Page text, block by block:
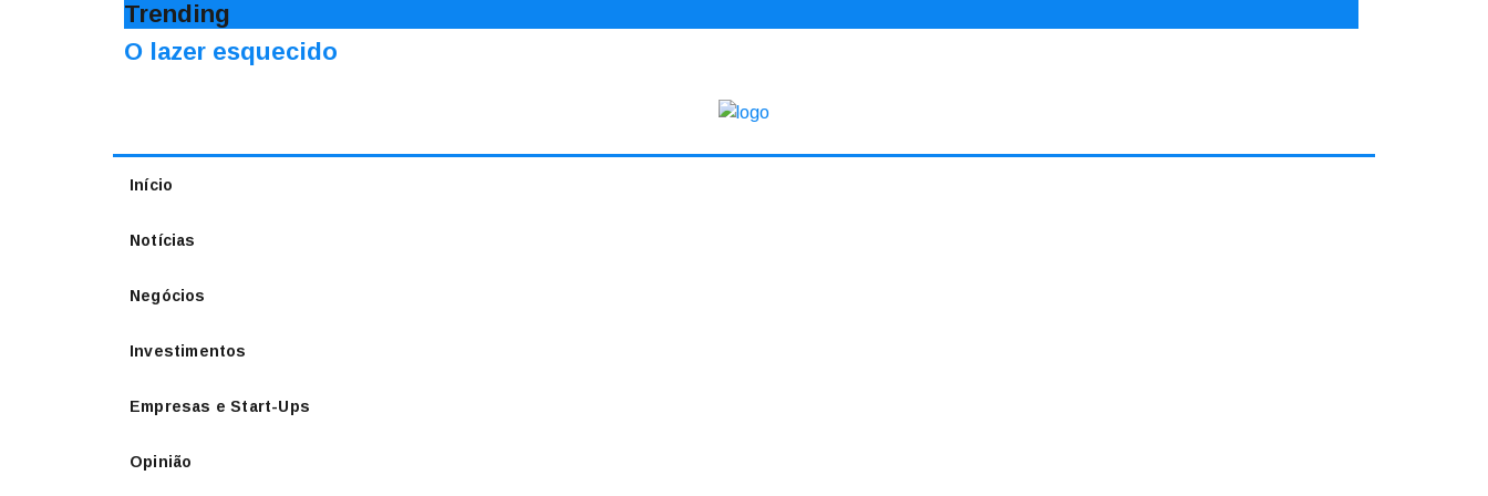
Trending
O lazer esquecido
Início
Notícias
Negócios
Investimentos
Empresas e Start-Ups
Opinião